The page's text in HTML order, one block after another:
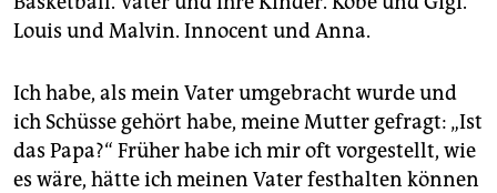
Louis und Malvin. Innocent und Anna.
Ich habe, als mein Vater umgebracht wurde und
ich Schüsse gehört habe, meine Mutter gefragt: „Ist
das Papa?“ Früher habe ich mir oft vorgestellt, wie
es wäre, hätte ich meinen Vater festhalten können